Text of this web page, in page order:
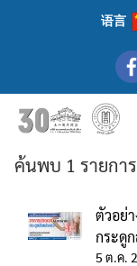
语言
ค้นพบ 1 รายกา
ตัวอย่
กระดู
5 ต.ค.